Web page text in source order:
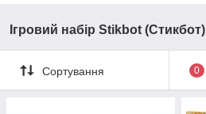
Ігровий набір Stikbot (Стикбот)
Сортування 0